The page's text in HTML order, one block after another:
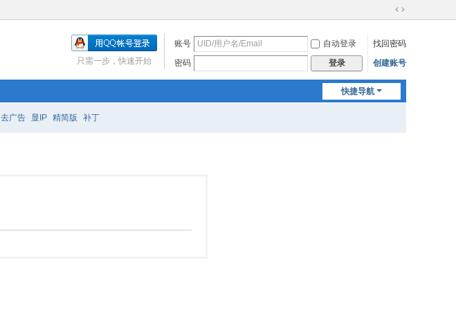
切
到
宽
账号 自动登录
找回密码
密码
登录 创建账号
只需一步，快速开始
快捷导航
去广告 显IP 精简版 补丁